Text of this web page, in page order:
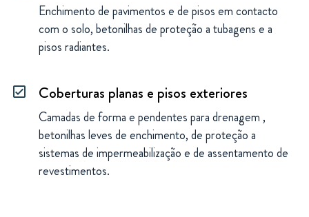
Enchimento de pavimentos e de pisos em contacto
com o solo, betonilhas de proteção a tubagens e a
pisos radiantes.
check_box Coberturas planas e pisos exteriores
Camadas de forma e pendentes para drenagem ,
betonilhas leves de enchimento, de proteção a
sistemas de impermeabilização e de assentamento de
revestimentos.